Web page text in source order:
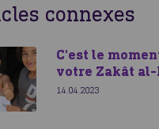
connexes
C'est le
votre Zakât
14.04.2023